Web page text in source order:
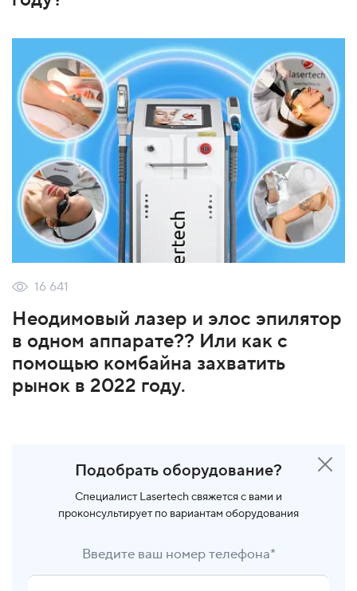
16 641
Неодимовый лазер и элос эпилятор
в одном аппарате?? Или как с
помощью комбайна захватить
рынок в 2022 году.
Подобрать оборудование?
Специалист Lasertech свяжется с вами и
проконсультирует по вариантам оборудования
Введите ваш номер телефона*